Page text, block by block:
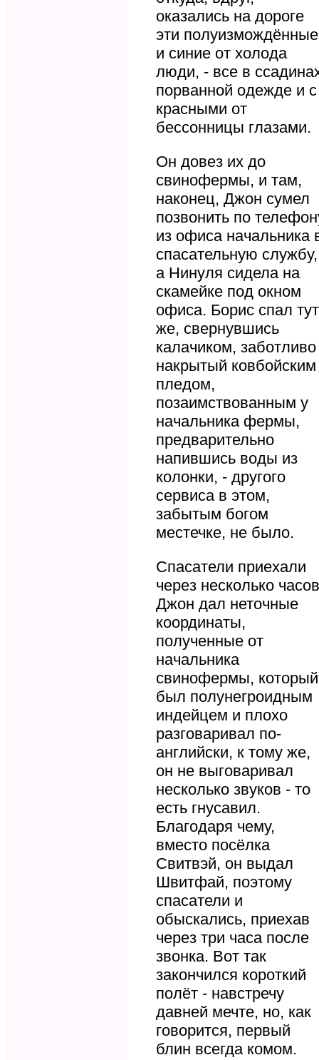
оказались на дороге
эти полуизмождённые
и синие от холода
люди, - все в
порванной одежде и с
красными от
бессонницы глазами.
Он довез их до
свинофермы, и там,
наконец, Джон сумел
позвонить по
из офиса начальника
спасательную службу,
а Нинуля сидела на
скамейке под окном
офиса. Борис спал тут
же, свернувшись
калачиком, заботливо
накрытый ковбойским
пледом,
позаимствованным у
начальника фермы,
предварительно
напившись воды из
колонки, - другого
сервиса в этом,
забытым богом
местечке, не было.
Спасатели приехали
через несколько
Джон дал неточные
координаты,
полученные от
начальника
свинофермы, который
был полунегроидным
индейцем и плохо
разговаривал по-
английски, к тому же,
он не выговаривал
несколько звуков - то
есть гнусавил.
Благодаря чему,
вместо посёлка
Свитвэй, он выдал
Швитфай, поэтому
спасатели и
обыскались, приехав
через три часа после
звонка. Вот так
закончился короткий
полёт - навстречу
давней мечте, но, как
говорится, первый
блин всегда комом.